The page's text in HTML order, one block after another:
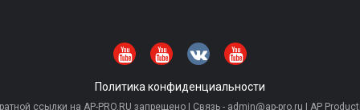
Политика конфиденциальности
ссылки на AP-PRO.RU запрещено | Связь - admin@ap-pro.ru | AP